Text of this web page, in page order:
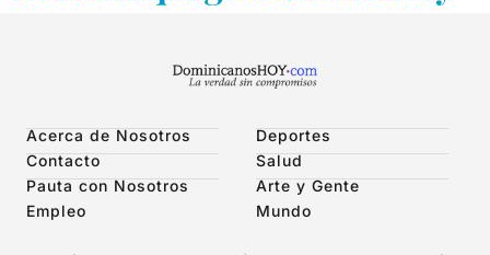
Acerca de Nosotros
Contacto
Pauta con Nosotros
Empleo
Deportes
Salud
Arte y Gente
Mundo